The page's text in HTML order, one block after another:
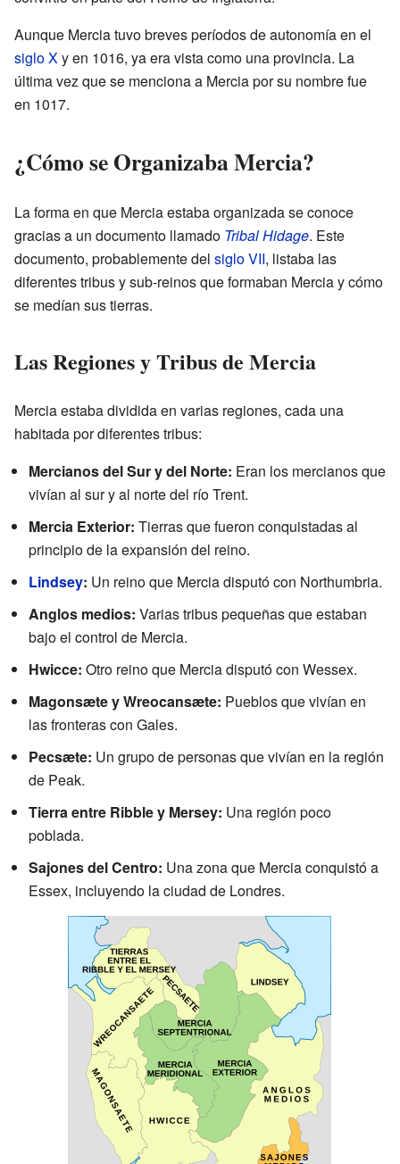
Aunque Mercia tuvo breves períodos de autonomía en el
siglo Xy en 1016, ya era vista como una provincia. La
última vez que se menciona a Mercia por su nombre fue
en 1017.
¿Cómo se Organizaba Mercia?
La forma en que Mercia estaba organizada se conoce
gracias a un documento llamado Tribal Hidage. Este
documento, probablemente del siglo VII, listaba las
diferentes tribus y sub-reinos que formaban Mercia y cómo
se medían sus tierras.
Las Regiones y Tribus de Mercia
Mercia estaba dividida en varias regiones, cada una
habitada por diferentes tribus:
Mercianos del Sur y del Norte: Eran los mercianos que
vivían al sur y al norte del río Trent.
Mercia Exterior: Tierras que fueron conquistadas al
principio de la expansión del reino.
Lindsey: Un reino que Mercia disputó con Northumbria.
Anglos medios: Varias tribus pequeñas que estaban
bajo el control de Mercia.
Hwicce: Otro reino que Mercia disputó con Wessex.
Magonsæte y Wreocansæte: Pueblos que vivían en
las fronteras con Gales.
Pecsæte: Un grupo de personas que vivían en la región
de Peak.
Tierra entre Ribble y Mersey: Una región poco
poblada.
Sajones del Centro: Una zona que Mercia conquistó a
Essex, incluyendo la ciudad de Londres.